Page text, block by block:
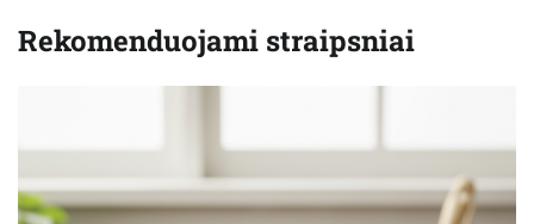
Rekomenduojami straipsniai